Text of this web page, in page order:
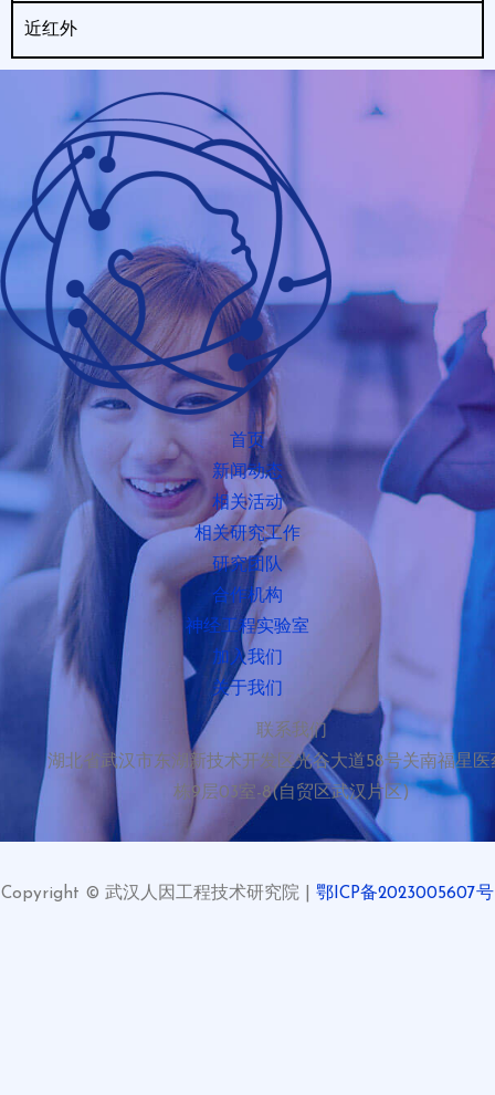
近红外
首页
新闻动态
相关活动
相关研究工作
研究团队
合作机构
神经工程实验室
加入我们
关于我们
联系我们
湖北省武汉市东湖新技术开发区光谷大道58号关南福星医
栋9层03室-8(自贸区武汉片区)
Copyright © 武汉人因工程技术研究院 | 鄂ICP备2023005607号